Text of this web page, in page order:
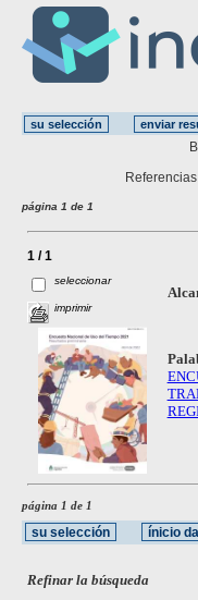
página 1 de 1
1 / 1
seleccionar
imprimir
página 1 de 1
Refinar la búsqueda